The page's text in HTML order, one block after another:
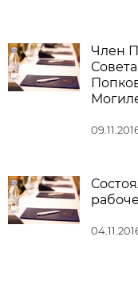
Член